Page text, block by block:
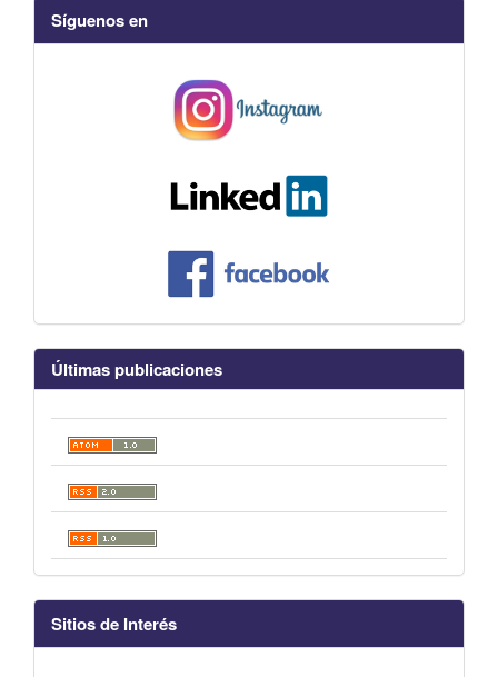
Síguenos en
Últimas publicaciones
Sitios de Interés